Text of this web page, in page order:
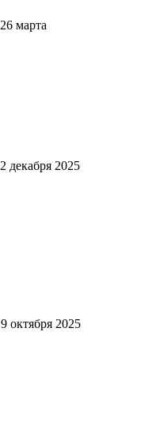
26 марта
2 декабря 2025
9 октября 2025